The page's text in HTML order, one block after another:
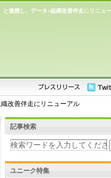
連携し、データ×組織改善伴走にリニュ
改善伴走にリニューアル
記事検索
ユニーク特集